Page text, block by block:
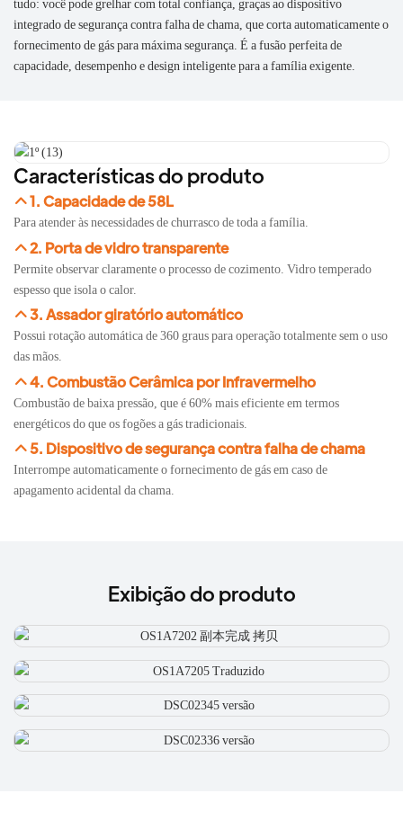
tudo: você pode grelhar com total confiança, graças ao dispositivo
integrado de segurança contra falha de chama, que corta automaticamente o
fornecimento de gás para máxima segurança. É a fusão perfeita de
capacidade, desempenho e design inteligente para a família exigente.
Características do produto
1. Capacidade de 58L
Para atender às necessidades de churrasco de toda a família.
2. Porta de vidro transparente
Permite observar claramente o processo de cozimento. Vidro temperado
espesso que isola o calor.
3. Assador giratório automático
Possui rotação automática de 360 ​​graus para operação totalmente sem o uso
das mãos.
4. Combustão Cerâmica por Infravermelho
Combustão de baixa pressão, que é 60% mais eficiente em termos
energéticos do que os fogões a gás tradicionais.
5. Dispositivo de segurança contra falha de chama
Interrompe automaticamente o fornecimento de gás em caso de
apagamento acidental da chama.
Exibição do produto